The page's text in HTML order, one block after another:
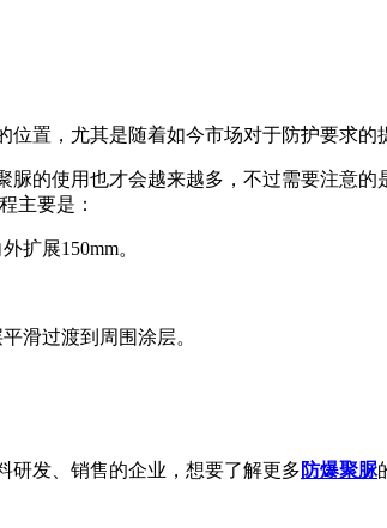
位置，尤其是随着如今市场对于防护要求
使用也才会越来越多，不过需要注意的
主要是：
展150mm。
滑过渡到周围涂层。
发、销售的企业，想要了解更多 防爆聚脲